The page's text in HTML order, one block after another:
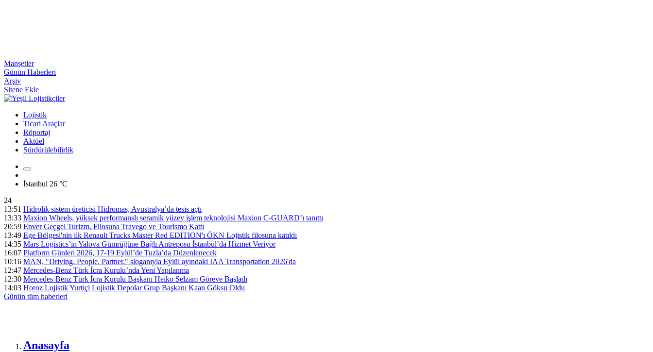
Manşetler
Günün Haberleri
Arşiv
Sitene Ekle
Lojistik
Ticari Araçlar
Röportaj
Aktüel
Sürdürülebilirlik
İstanbul 26 °C
24
13:51 Hidrolik sistem üreticisi Hidromas, Avustralya’da tesis açtı
13:33 Maxion Wheels, yüksek performanslı seramik yüzey işlem teknolojisi Maxion C-GUARD’ı tanıttı
20:59 Enver Geçgel Turizm, Filosuna Travego ve Tourismo Kattı
13:49 Ege Bölgesi'nin ilk Renault Trucks Master Red EDITION'ı ÖKN Lojistik filosuna katıldı
14:35 Mars Logistics’in Yalova Gümrüğüne Bağlı Antreposu İstanbul’da Hizmet Veriyor
16:07 Platform Günleri 2026, 17-19 Eylül’de Tuzla’da Düzenlenecek
10:16 MAN, "Driving. People. Partner." sloganıyla Eylül ayındaki IAA Transportation 2026'da
12:47 Mercedes-Benz Türk İcra Kurulu’nda Yeni Yapılanma
12:30 Mercedes-Benz Türk İcra Kurulu Başkanı Heiko Selzam Göreve Başladı
14:03 Horoz Lojistik Yurtiçi Lojistik Depolar Grup Başkanı Kaan Göksu Oldu
Günün tüm haberleri
Anasayfa